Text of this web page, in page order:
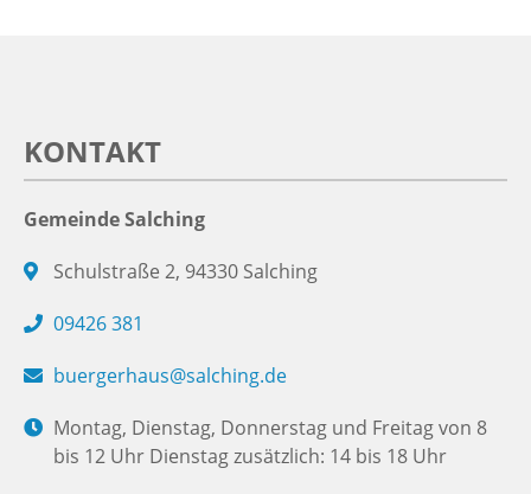
KONTAKT
Gemeinde Salching
Schulstraße 2, 94330 Salching
09426 381
buergerhaus@salching.de
Montag, Dienstag, Donnerstag und Freitag von 8
bis 12 Uhr Dienstag zusätzlich: 14 bis 18 Uhr